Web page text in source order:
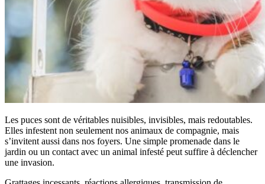
Les puces sont de véritables nuisibles, invisibles, mais redoutables.
Elles infestent non seulement nos animaux de compagnie, mais
s’invitent aussi dans nos foyers. Une simple promenade dans le
jardin ou un contact avec un animal infesté peut suffire à déclencher
une invasion.